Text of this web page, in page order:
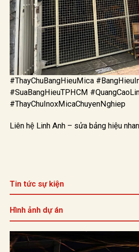
#ThayChuBangHieuMica
#SuaBangHieuTPHCM
#ThayChuInoxMicaChuyenNghiep
Liên hệ Linh Anh – sửa bảng hiệu
Tin tức sự kiện
Hình ảnh dự án